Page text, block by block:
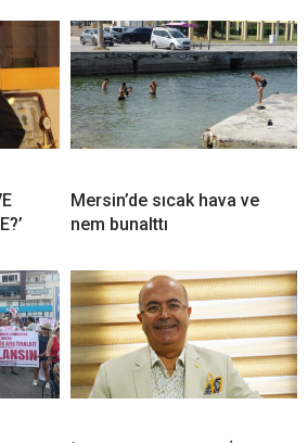
Mersin’de sıcak hava ve
nem bunalttı